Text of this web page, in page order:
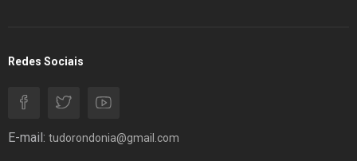
Redes Sociais
E-mail: tudorondonia@gmail.com